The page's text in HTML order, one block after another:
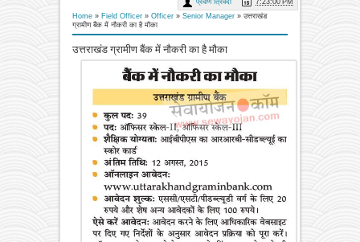
Home » Field Officer » Officer » Senior Manager » उत्तराखंड
ग्रामीण बैंक में नौकरी का है मौका
उत्तराखंड ग्रामीण बैंक में नौकरी का है मौका
प्रवीण त्रिवेदी 7:23:00 PM